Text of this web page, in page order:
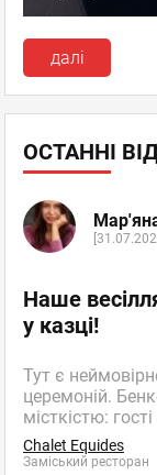
далі
ОСТАННІ
Наше
у казці!
Тут є
церемоній.
місткістю: гості
Chalet Equides
Заміський ресторан